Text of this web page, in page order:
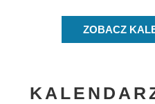
ZOBACZ